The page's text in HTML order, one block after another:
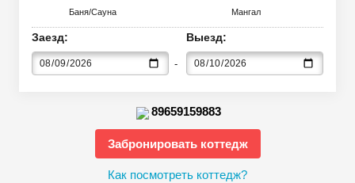
Баня/Сауна Мангал
Заезд: Выезд:
89659159883
Забронировать коттедж
Как посмотреть коттедж?